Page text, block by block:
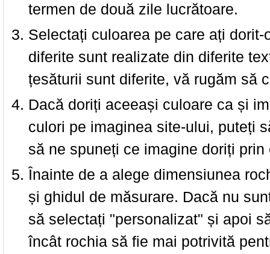
termen de două zile lucrătoare.
Selectați culoarea pe care ați
diferite sunt realizate din diferite
țesăturii sunt diferite, vă rugăm să
Dacă doriți aceeași culoare ca și
culori pe imaginea site-ului, puteți
să ne spuneți ce imagine doriți prin
Înainte de a alege dimensiunea
și ghidul de măsurare. Dacă nu
să selectați "personalizat" și apoi
încât rochia să fie mai potrivită